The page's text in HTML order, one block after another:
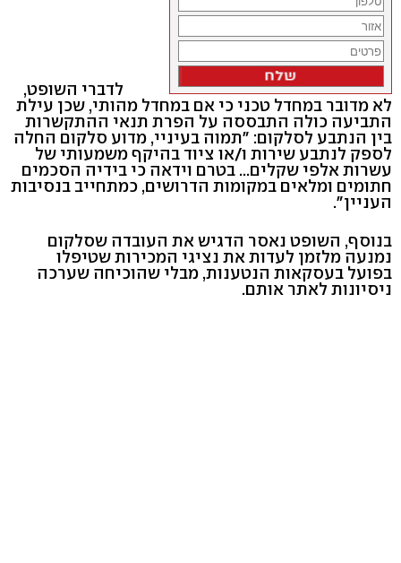
לדברי השופט,
לא מדובר במחדל טכני כי אם במחדל מהותי, שכן עילת
התביעה כולה התבססה על הפרת תנאי ההתקשרות
בין הנתבע לסלקום: "תמוה בעיניי, מדוע סלקום החלה
לספק לנתבע שירות ו/או ציוד בהיקף משמעותי של
עשרות אלפי שקלים... בטרם וידאה כי בידיה הסכמים
חתומים ומלאים במקומות הדרושים, כמתחייב בנסיבות
העניין".
בנוסף, השופט נאסר הדגיש את העובדה שסלקום
נמנעה מלזמן לעדות את נציגי המכירות שטיפלו
בפועל בעסקאות הנטענות, מבלי שהוכיחה שערכה
ניסיונות לאתר אותם.